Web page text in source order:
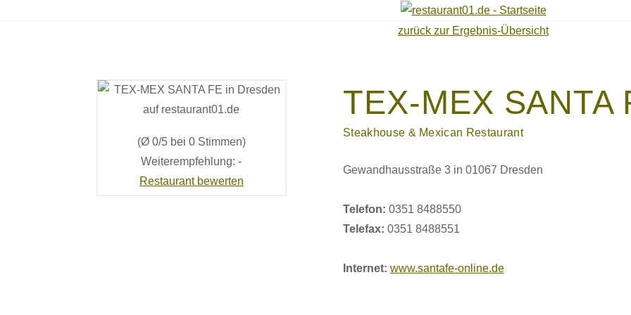
zurück zur Ergebnis-Übersicht
(Ø 0/5 bei 0 Stimmen)
Weiterempfehlung: -
Restaurant bewerten
TEX-MEX SANTA
Steakhouse & Mexican Restaurant
Gewandhausstraße 3 in 01067 Dresden
Telefon: 0351 8488550
Telefax: 0351 8488551
Internet: www.santafe-online.de